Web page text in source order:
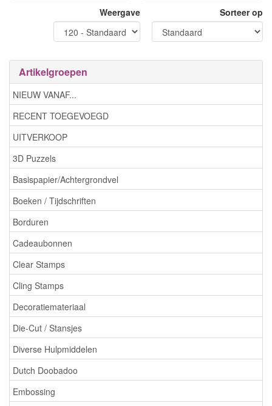
Artikelgroepen
NIEUW VANAF...
RECENT TOEGEVOEGD
UITVERKOOP
3D Puzzels
Basispapier/Achtergrondvel
Boeken / Tijdschriften
Borduren
Cadeaubonnen
Clear Stamps
Cling Stamps
Decoratiemateriaal
Die-Cut / Stansjes
Diverse Hulpmiddelen
Dutch Doobadoo
Embossing
Weergave
Sorteer op